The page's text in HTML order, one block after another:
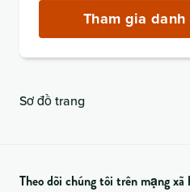
(bắt
buộc)
Tham gia
Sơ đồ trang
Theo dõi chúng tôi trên mạng xã